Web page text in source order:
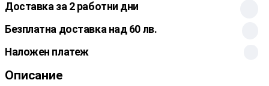
Доставка за 2 работни дни
Безплатна доставка над 60 лв.
Наложен платеж
Описание